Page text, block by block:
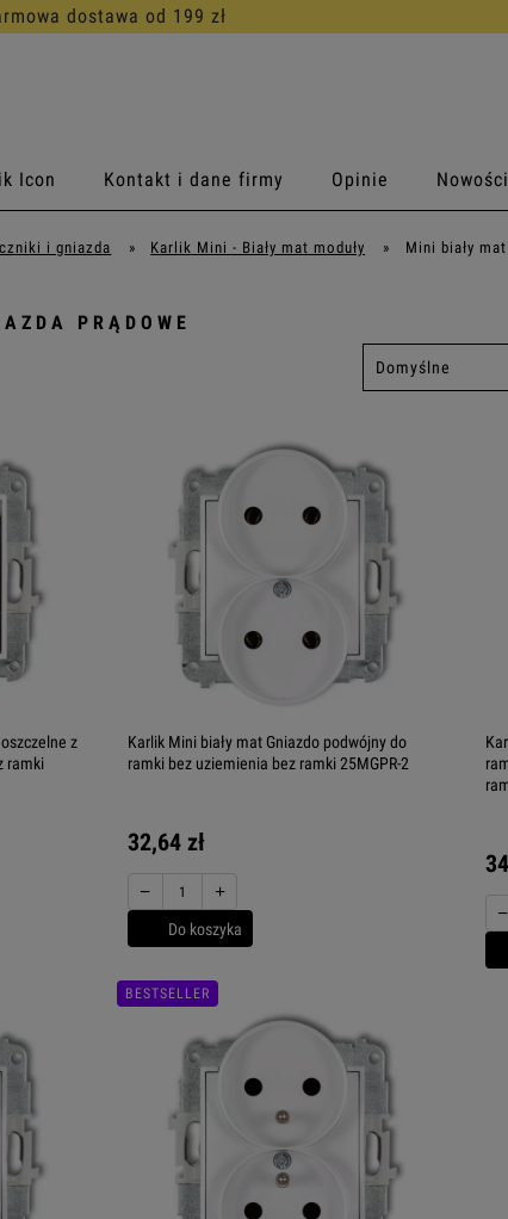
Icon Kontakt i dane firmy Opinie Nowości
i gniazda » Karlik Mini - Biały mat moduły » Mini biały
PRĄDOWE
z
ramki
Karlik Mini biały mat Gniazdo podwójny do
ramki bez uziemienia bez ramki 25MGPR-2
32,64 zł
− +
Do koszyka
−
BESTSELLER